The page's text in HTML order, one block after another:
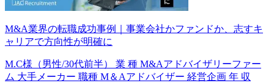
M&A業界の転職成功事例｜事業会社かファンドか、志すキ
ャリアで方向性が明確に
M.C様（男性/30代前半） 業 種 M&Aアドバイザリーファー
ム 大手メーカー 職種 M＆Aアドバイザー 経営企画 年 収